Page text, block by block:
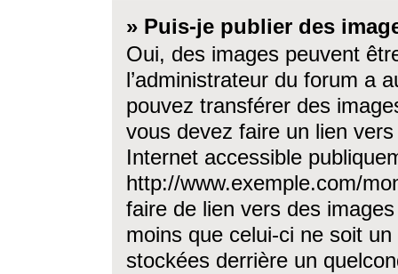
» Puis-je publier des
Oui, des images peuvent
l’administrateur du forum a
pouvez transférer des
vous devez faire un lien
Internet accessible
http://www.exemple.com/
faire de lien vers des
moins que celui-ci ne soit
stockées derrière un